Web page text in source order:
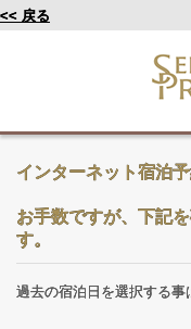
<< 戻る
インターネット宿泊
お手数ですが、下記
す。
過去の宿泊日を選択する事